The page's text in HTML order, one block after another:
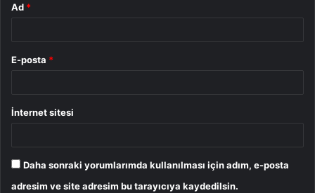
Ad *
E-posta *
İnternet sitesi
Daha sonraki yorumlarımda kullanılması için adım, e-posta
adresim ve site adresim bu tarayıcıya kaydedilsin.